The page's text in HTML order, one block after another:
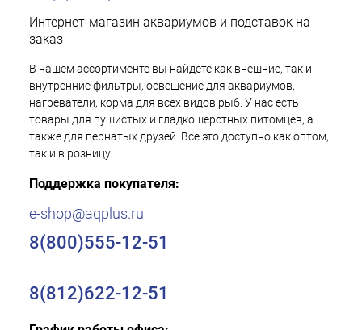
Интернет-магазин аквариумов и подставок на
заказ
В нашем ассортименте вы найдете как внешние, так и
внутренние фильтры, освещение для аквариумов,
нагреватели, корма для всех видов рыб. У нас есть
товары для пушистых и гладкошерстных питомцев, а
также для пернатых друзей. Все это доступно как оптом,
так и в розницу.
Поддержка покупателя:
e-shop@aqplus.ru
8(800)555-12-51
8(812)622-12-51